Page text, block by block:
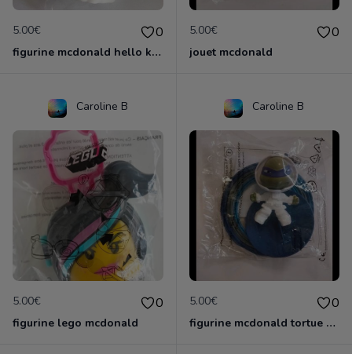
5.00€ 0
figurine mcdonald hello kitty
5.00€ 0
jouet mcdonald
Caroline B
5.00€ 0
figurine lego mcdonald
Caroline B
5.00€ 0
figurine mcdonald tortue ninja